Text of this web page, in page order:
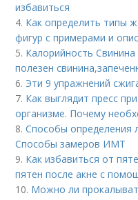
избавиться
4. Как определить типы
фигур с примерами и
5. Калорийность
полезен
6. Эти 9 упражнений
7. Как выглядит пресс
организме. Почему
8.Способы определения
Способы замеров ИМТ
9. Как избавиться от
пятен после акне с
10. Можно ли